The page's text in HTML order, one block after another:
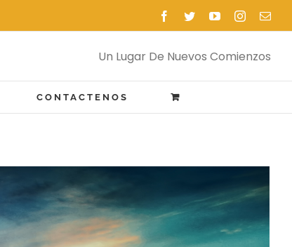
Facebook
TwitterYouTubeInstagram
Un Lugar De Nuevos Comienzos
CONTACTENOS